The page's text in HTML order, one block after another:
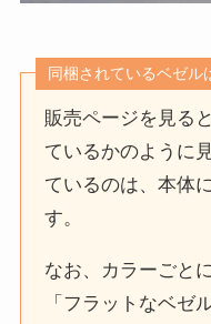
同梱されているベゼル
販売ページを見る
ているかのように
ているのは、本体
す。
なお、カラーごと
「フラットなベゼ